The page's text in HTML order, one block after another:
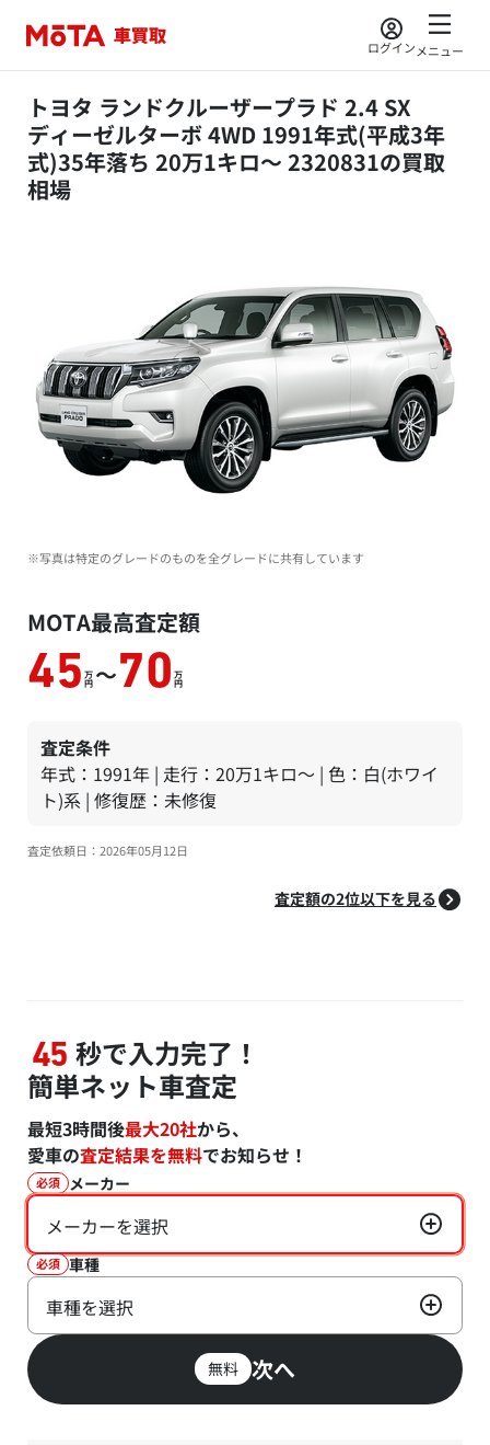
ログインメニュー
トヨタ ランドクルーザープラド 2.4 SX
ディーゼルターボ 4WD 1991年式(平成3年
式)35年落ち 20万1キロ～ 2320831の買取
相場
※写真は特定のグレードのものを全グレードに共有しています
MOTA最高査定額
45 万
円 ～70 万
円
査定条件
年式：1991年 | 走行：20万1キロ～ | 色：白(ホワイ
ト)系 | 修復歴：未修復
査定依頼日：2026年05月12日
査定額の2位以下を見る
45 秒で入力完了！
簡単ネット車査定
最短3時間後最大20社から、
愛車の査定結果を無料でお知らせ！
必須 メーカー
メーカーを選択
必須 車種
車種を選択
無料 次へ